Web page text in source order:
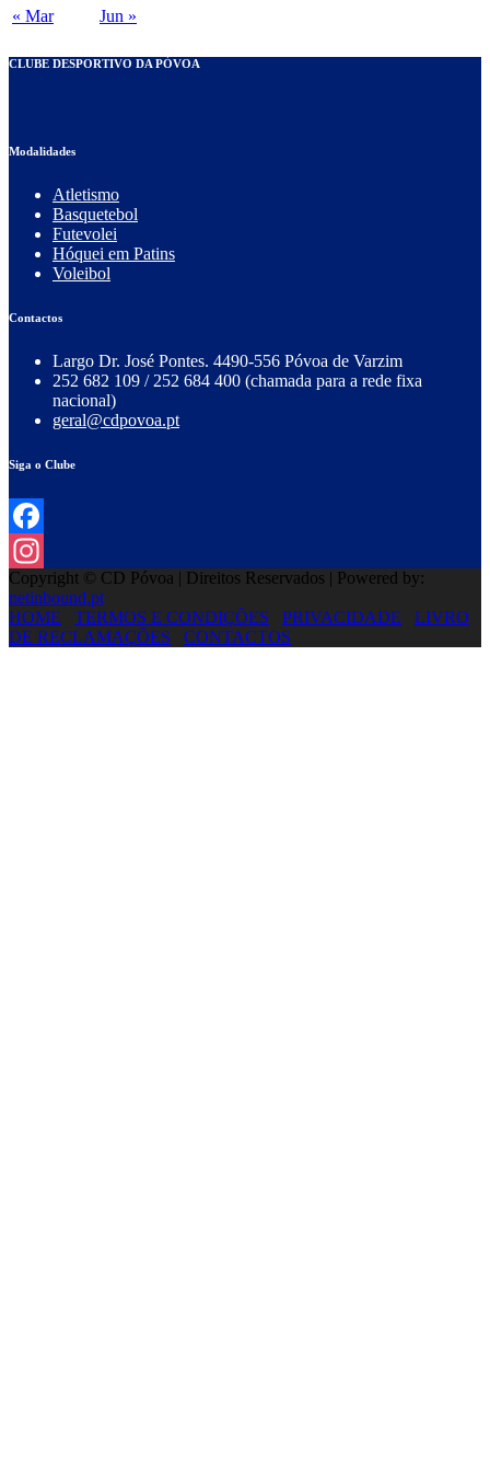
« Mar Jun »
CLUBE DESPORTIVO DA PÓVOA
Modalidades
Atletismo
Basquetebol
Futevolei
Hóquei em Patins
Voleibol
Contactos
Largo Dr. José Pontes. 4490-556 Póvoa de Varzim
252 682 109 / 252 684 400 (chamada para a rede fixa
nacional)
geral@cdpovoa.pt
Siga o Clube
Facebook
Instagram
Copyright © CD Póvoa | Direitos Reservados | Powered by:
netinbound.pt
HOME
TERMOS E CONDIÇÕES PRIVACIDADE
LIVRO
DE RECLAMAÇÕES
CONTACTOS